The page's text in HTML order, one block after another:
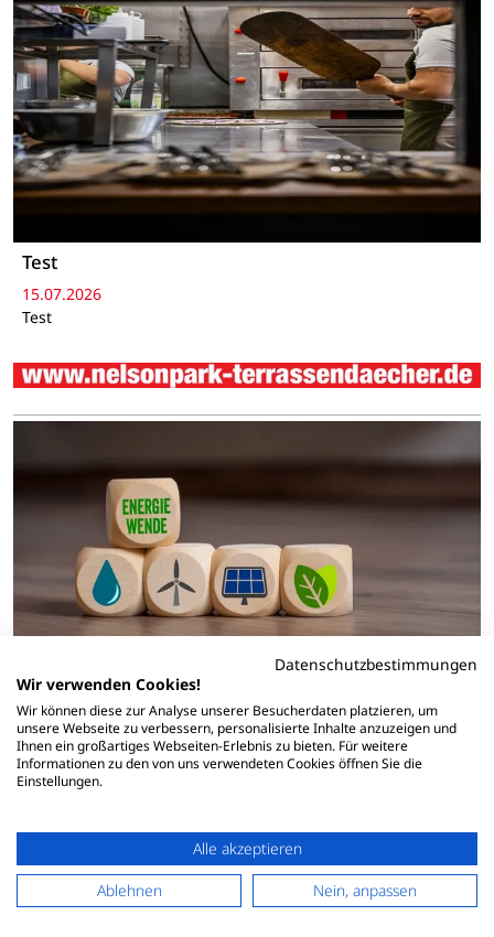
Test
15.07.2026
Test
Energiewende für alle? Warum manche
Verbraucher beim Tarifwechsel systematisch
benachteiligt werden
13.07.2026
Die Energiewende zählt zu den wichtigsten politischen
Vorhaben in Deutschland. Milliarden fließen in erneuerbare
Energien und Netzausbau. Doch eine unbequeme Frage
Datenschutzbestimmungen
Wir verwenden Cookies!
Wir können diese zur Analyse unserer Besucherdaten platzieren, um
unsere Webseite zu verbessern, personalisierte Inhalte anzuzeigen und
Ihnen ein großartiges Webseiten-Erlebnis zu bieten. Für weitere
Informationen zu den von uns verwendeten Cookies öffnen Sie die
Einstellungen.
Alle akzeptieren
Ablehnen
Nein, anpassen